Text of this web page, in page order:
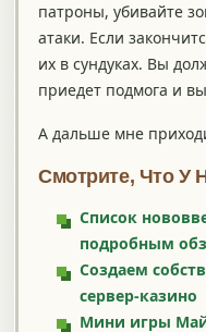
патроны, убивайте
атаки. Если
их в сундуках. Вы
приедет подмога и
А дальше мне
Смотрите, Что У
Список
подробным
Создаем
сервер-казино
Мини игры